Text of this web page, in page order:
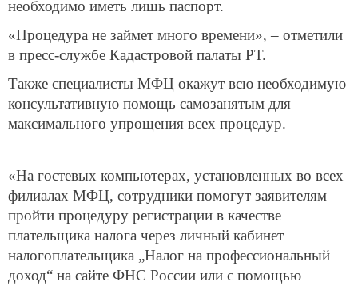
необходимо иметь лишь паспорт.
«Процедура не займет много времени», ­­– отметили
в пресс-службе Кадастровой палаты РТ.
Также специалисты МФЦ окажут всю необходимую
консультативную помощь самозанятым для
максимального упрощения всех процедур.
«На гостевых компьютерах, установленных во всех
филиалах МФЦ, сотрудники помогут заявителям
пройти процедуру регистрации в качестве
плательщика налога через личный кабинет
налогоплательщика „Налог на профессиональный
доход“ на сайте ФНС России или с помощью